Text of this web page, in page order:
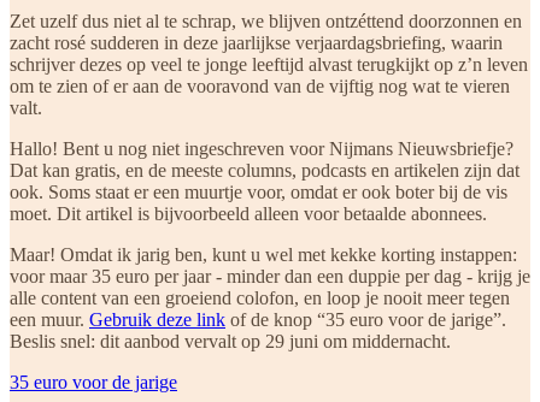
Zet uzelf dus niet al te schrap, we blijven ontzéttend doorzonnen en
zacht rosé sudderen in deze jaarlijkse verjaardagsbriefing, waarin
schrijver dezes op veel te jonge leeftijd alvast terugkijkt op z’n leven
om te zien of er aan de vooravond van de vijftig nog wat te vieren
valt.
Hallo! Bent u nog niet ingeschreven voor Nijmans Nieuwsbriefje?
Dat kan gratis, en de meeste columns, podcasts en artikelen zijn dat
ook. Soms staat er een muurtje voor, omdat er ook boter bij de vis
moet. Dit artikel is bijvoorbeeld alleen voor betaalde abonnees.
Maar! Omdat ik jarig ben, kunt u wel met kekke korting instappen:
voor maar 35 euro per jaar - minder dan een duppie per dag - krijg je
alle content van een groeiend colofon, en loop je nooit meer tegen
een muur. Gebruik deze link of de knop “35 euro voor de jarige”.
Beslis snel: dit aanbod vervalt op 29 juni om middernacht.
35 euro voor de jarige